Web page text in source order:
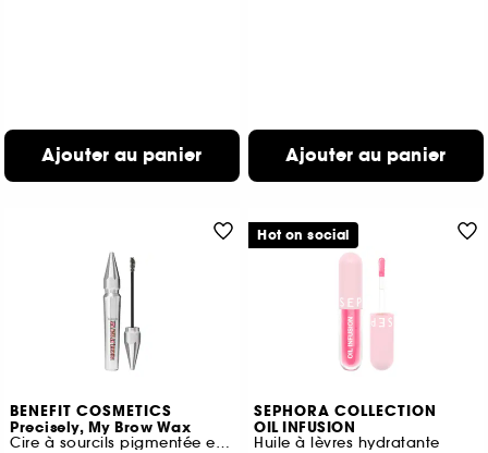
Ajouter au panier Ajouter au panier
BENEFIT COSMETICS
Precisely, My Brow Wax
Cire à sourcils pigmentée et structurante
SEPHORA COLLECTION
OIL INFUSION
Huile à lèvres hydratante
Hot on social